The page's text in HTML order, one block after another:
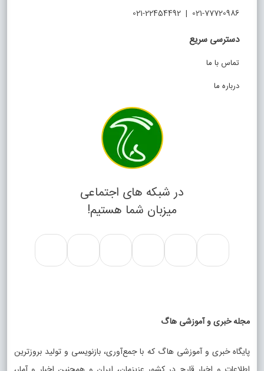
021-77720986 | 021-22454492
دسترسی سریع
تماس با ما
درباره ما
در شبکه های اجتماعی
میزبان شما هستیم!
مجله خبری و آموزشی هاگ
پایگاه خبری و آموزشی هاگ که با جمع‌آوری، بازنویسی و تولید بروزترین